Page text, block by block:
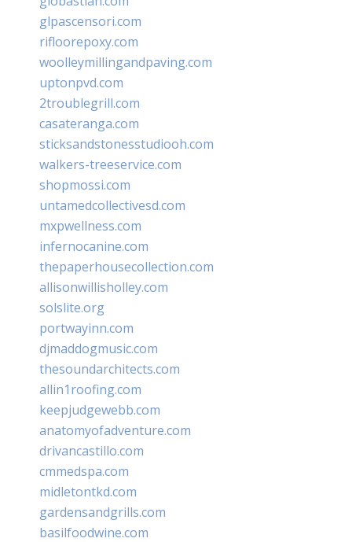
glpascensori.com
rifloorepoxy.com
woolleymillingandpaving.com
uptonpvd.com
2troublegrill.com
casateranga.com
sticksandstonesstudiooh.com
walkers-treeservice.com
shopmossi.com
untamedcollectivesd.com
mxpwellness.com
infernocanine.com
thepaperhousecollection.com
allisonwillisholley.com
solslite.org
portwayinn.com
djmaddogmusic.com
thesoundarchitects.com
allin1roofing.com
keepjudgewebb.com
anatomyofadventure.com
drivancastillo.com
cmmedspa.com
midletontkd.com
gardensandgrills.com
basilfoodwine.com